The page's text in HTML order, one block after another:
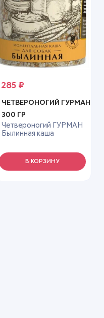
285 ₽
ЧЕТВЕРОНОГИЙ ГУРМАН
300 ГР
Четвероногий ГУРМАН
Былинная каша
В КОРЗИНУ